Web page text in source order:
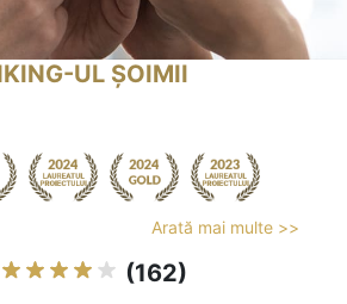
UL ȘOIMII
Arată mai multe >>
(162)